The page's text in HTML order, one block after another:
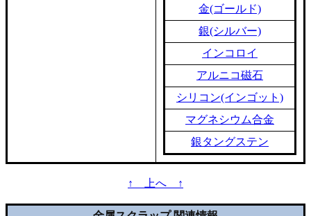
金(ゴールド)
銀(シルバー)
インコロイ
アルニコ磁石
シリコン(インゴット)
マグネシウム合金
銀タングステン
↑ 上へ ↑